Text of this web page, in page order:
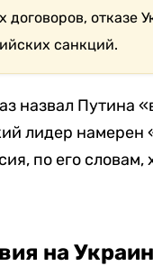
отказе
санкций.
назвал Путина
лидер намерен
по его словам,
на